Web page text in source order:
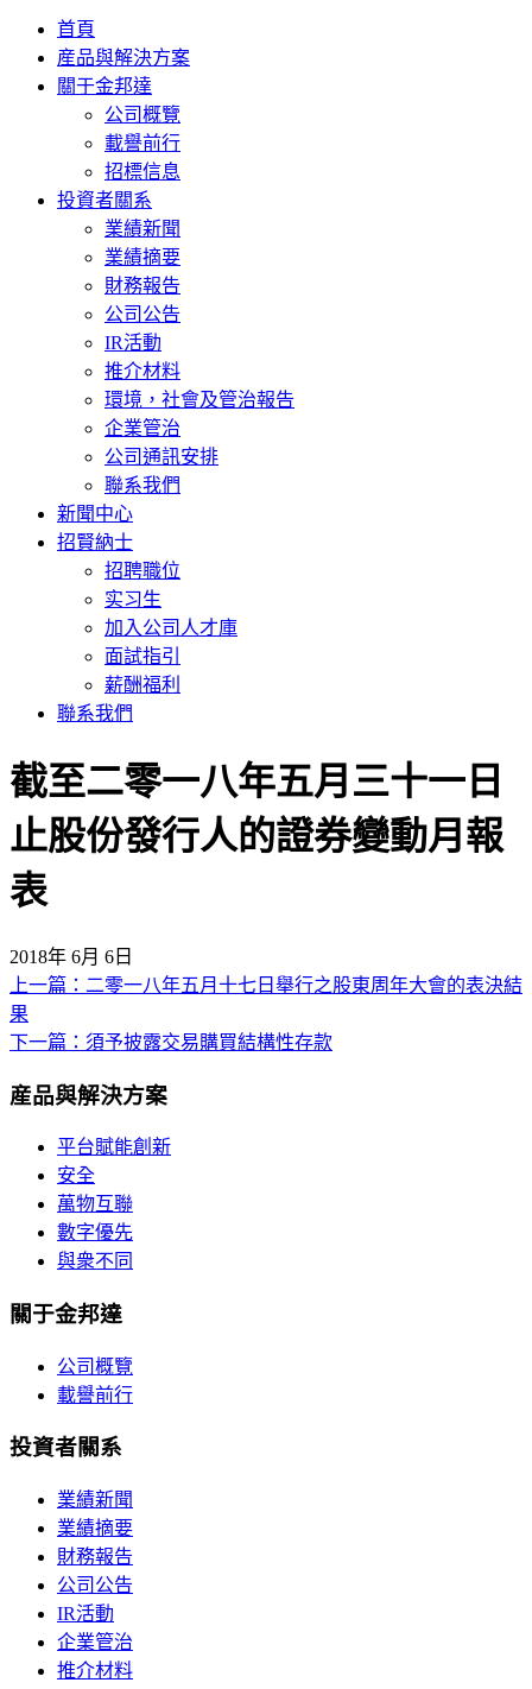
首頁
産品與解決方案
關于金邦達
公司概覽
載譽前行
招標信息
投資者關系
業績新聞
業績摘要
財務報告
公司公告
IR活動
推介材料
環境，社會及管治報告
企業管治
公司通訊安排
聯系我們
新聞中心
招賢納士
招聘職位
实习生
加入公司人才庫
面試指引
薪酬福利
聯系我們
截至二零一八年五月三十一日
止股份發行人的證券變動月報
表
2018年 6月 6日
文
章
覽
上一篇：二零一八年五月十七日舉行之股東周年大會的表決結
果
下一篇：須予披露交易購買結構性存款
産品與解決方案
平台賦能創新
安全
萬物互聯
數字優先
與衆不同
關于金邦達
公司概覽
載譽前行
投資者關系
業績新聞
業績摘要
財務報告
公司公告
IR活動
企業管治
推介材料